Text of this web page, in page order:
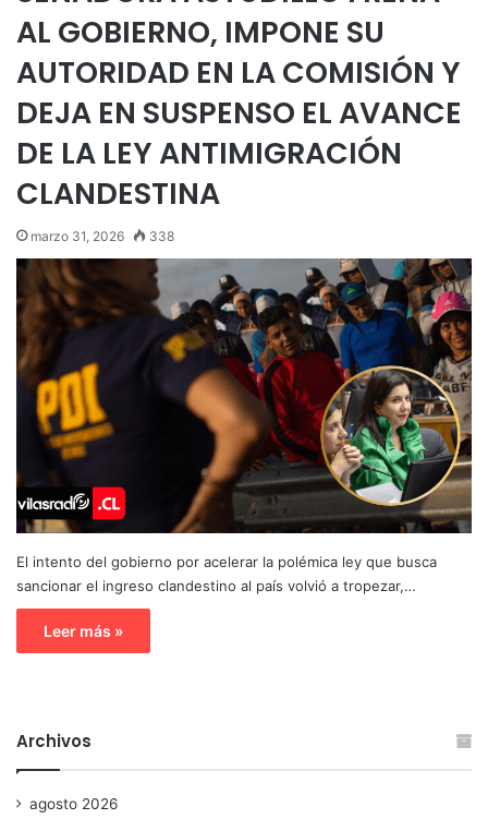
AL GOBIERNO, IMPONE SU
AUTORIDAD EN LA COMISIÓN Y
DEJA EN SUSPENSO EL AVANCE
DE LA LEY ANTIMIGRACIÓN
CLANDESTINA
marzo 31, 2026 338
El intento del gobierno por acelerar la polémica ley que busca
sancionar el ingreso clandestino al país volvió a tropezar,…
Leer más »
Archivos
agosto 2026